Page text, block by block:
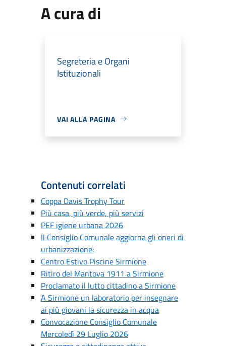
A cura di
Segreteria e Organi
Istituzionali
VAI ALLA PAGINA
Contenuti correlati
Coppa Davis Trophy Tour
Più casa, più verde, più servizi
PEF igiene urbana 2026
Il Consiglio Comunale aggiorna gli oneri di
urbanizzazione:
Centro Estivo Piscine Sirmione
Ritiro del Mantova 1911 a Sirmione
Proclamato il lutto cittadino a Sirmione
A Sirmione un laboratorio per insegnare
ai più giovani la sicurezza in acqua
Convocazione Consiglio Comunale
Mercoledì 29 Luglio 2026